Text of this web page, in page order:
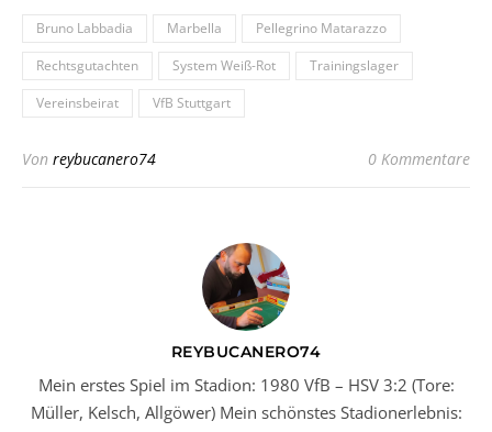
Bruno Labbadia Marbella
Pellegrino Matarazzo
Rechtsgutachten
System Weiß-Rot
Trainingslager
Vereinsbeirat
VfB Stuttgart
Von reybucanero74 0 Kommentare
REYBUCANERO74
Mein erstes Spiel im Stadion: 1980 VfB – HSV 3:2 (Tore:
Müller, Kelsch, Allgöwer) Mein schönstes Stadionerlebnis: